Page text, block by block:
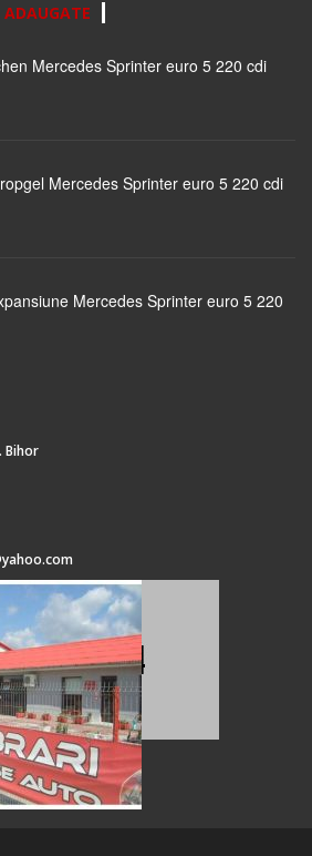
Mercedes Sprinter euro 5 220 cdi
Mercedes Sprinter euro 5 220 cdi
Mercedes Sprinter euro 5 220
Bihor